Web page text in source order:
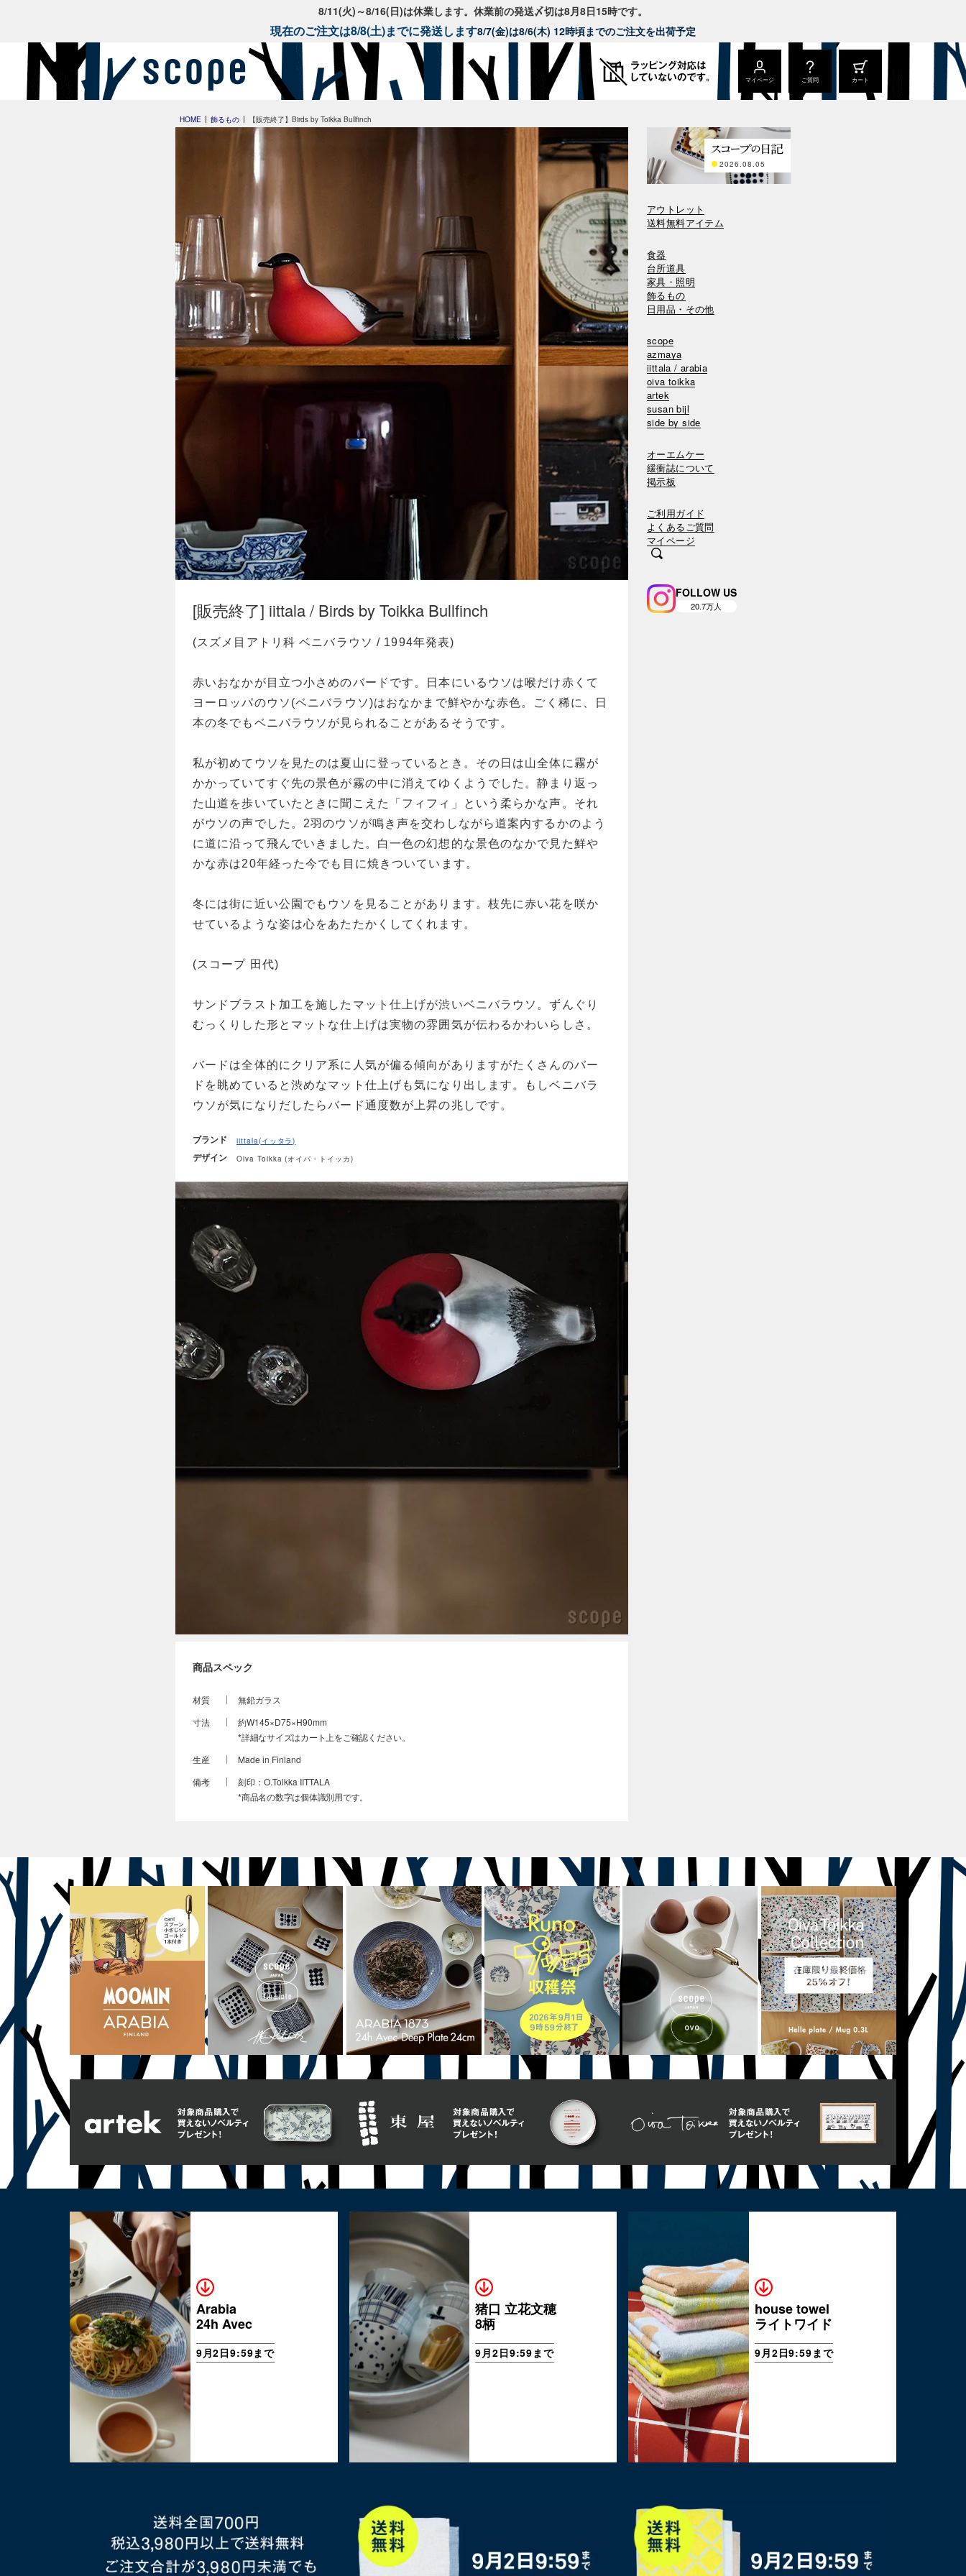
8/11(火)～8/16(日)は休業します。休業前の発送〆切は8月8日15時です。
現在のご注文は8/8(土)までに発送します8/7(金)は8/6(木) 12時頃までのご注文を出荷予定
マイページ ご質問 カート
HOME 飾るもの 【販売終了】Birds by Toikka Bullfinch
[販売終了] iittala / Birds by Toikka Bullfinch
(スズメ目アトリ科 ベニバラウソ / 1994年発表)
赤いおなかが目立つ小さめのバードです。日本にいるウソは喉だけ赤くて
ヨーロッパのウソ(ベニバラウソ)はおなかまで鮮やかな赤色。ごく稀に、日
本の冬でもベニバラウソが見られることがあるそうです。
私が初めてウソを見たのは夏山に登っているとき。その日は山全体に霧が
かかっていてすぐ先の景色が霧の中に消えてゆくようでした。静まり返っ
た山道を歩いていたときに聞こえた「フィフィ」という柔らかな声。それ
がウソの声でした。2羽のウソが鳴き声を交わしながら道案内するかのよう
に道に沿って飛んでいきました。白一色の幻想的な景色のなかで見た鮮や
かな赤は20年経った今でも目に焼きついています。
冬には街に近い公園でもウソを見ることがあります。枝先に赤い花を咲か
せているような姿は心をあたたかくしてくれます。
(スコープ 田代)
サンドブラスト加工を施したマット仕上げが渋いベニバラウソ。ずんぐり
むっくりした形とマットな仕上げは実物の雰囲気が伝わるかわいらしさ。
バードは全体的にクリア系に人気が偏る傾向がありますがたくさんのバー
ドを眺めていると渋めなマット仕上げも気になり出します。もしベニバラ
ウソが気になりだしたらバード通度数が上昇の兆しです。
ブランド iittala(イッタラ)
デザイン Oiva Toikka (オイバ・トイッカ)
商品スペック
材質
無鉛ガラス
寸法
約W145×D75×H90mm
*詳細なサイズはカート上をご確認ください。
生産
Made in Finland
備考
刻印：O.Toikka IITTALA
*商品名の数字は個体識別用です。
2026.08.05
アウトレット
送料無料アイテム
食器
台所道具
家具・照明
飾るもの
日用品・その他
scope
azmaya
iittala / arabia
oiva toikka
artek
susan bijl
side by side
オーエムケー
緩衝誌について
掲示板
ご利用ガイド
よくあるご質問
マイページ
FOLLOW US
Arabia
24h Avec
9月2日9:59まで
猪口 立花文穂
8柄
9月2日9:59まで
house towel
ライトワイド
9月2日9:59まで